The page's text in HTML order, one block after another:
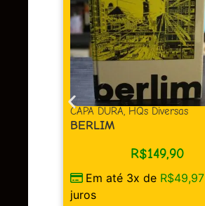
CAPA DURA, HQs Diversas
BERLIM
R$149,90
Em até 3x de R$49,97
juros